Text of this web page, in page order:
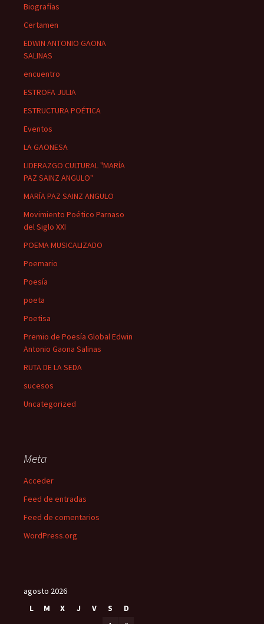
Biografías
Certamen
EDWIN ANTONIO GAONA
SALINAS
encuentro
ESTROFA JULIA
ESTRUCTURA POÉTICA
Eventos
LA GAONESA
LIDERAZGO CULTURAL "MARÍA
PAZ SAINZ ANGULO"
MARÍA PAZ SAINZ ANGULO
Movimiento Poético Parnaso
del Siglo XXI
POEMA MUSICALIZADO
Poemario
Poesía
poeta
Poetisa
Premio de Poesía Global Edwin
Antonio Gaona Salinas
RUTA DE LA SEDA
sucesos
Uncategorized
Meta
Acceder
Feed de entradas
Feed de comentarios
WordPress.org
agosto 2026
L
M X J V S
D